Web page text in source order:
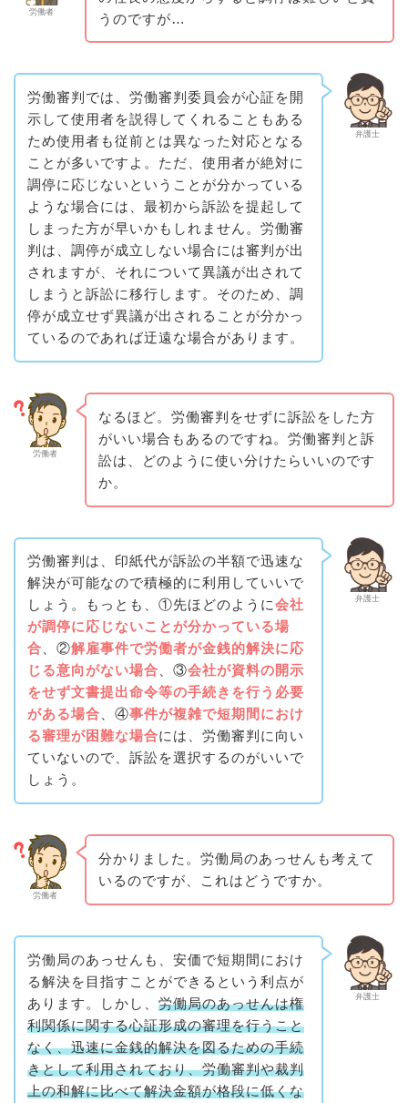
労働者
うのですが…
弁護士
労働審判では、労働審判委員会が心証を開
示して使用者を説得してくれることもある
ため使用者も従前とは異なった対応となる
ことが多いですよ。ただ、使用者が絶対に
調停に応じないということが分かっている
ような場合には、最初から訴訟を提起して
しまった方が早いかもしれません。労働審
判は、調停が成立しない場合には審判が出
されますが、それについて異議が出されて
しまうと訴訟に移行します。そのため、調
停が成立せず異議が出されることが分かっ
ているのであれば迂遠な場合があります。
労働者
なるほど。労働審判をせずに訴訟をした方
がいい場合もあるのですね。労働審判と訴
訟は、どのように使い分けたらいいのです
か。
弁護士
労働審判は、印紙代が訴訟の半額で迅速な
解決が可能なので積極的に利用していいで
しょう。もっとも、①先ほどのように会社
が調停に応じないことが分かっている場
合、②解雇事件で労働者が金銭的解決に応
じる意向がない場合、③会社が資料の開示
をせず文書提出命令等の手続きを行う必要
がある場合、④事件が複雑で短期間におけ
る審理が困難な場合には、労働審判に向い
ていないので、訴訟を選択するのがいいで
しょう。
労働者
分かりました。労働局のあっせんも考えて
いるのですが、これはどうですか。
弁護士
労働局のあっせんも、安価で短期間におけ
る解決を目指すことができるという利点が
あります。しかし、 労働局のあっせんは権
利関係に関する心証形成の審理を行うこと
なく、迅速に金銭的解決を図るための手続
きとして利用されており、労働審判や裁判
上の和解に比べて解決金額が格段に低くな